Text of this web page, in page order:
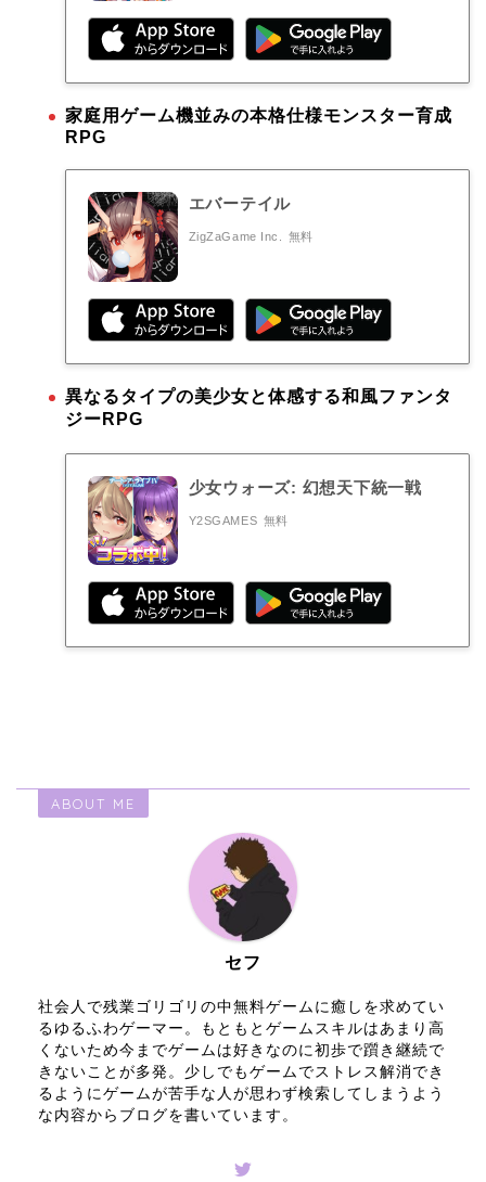
家庭用ゲーム機並みの本格仕様モンスター育成
RPG
エバーテイル
ZigZaGame Inc. 無料
異なるタイプの美少女と体感する和風ファンタ
ジーRPG
少女ウォーズ: 幻想天下統一戦
Y2SGAMES 無料
ABOUT ME
セフ
社会人で残業ゴリゴリの中無料ゲームに癒しを求めてい
るゆるふわゲーマー。もともとゲームスキルはあまり高
くないため今までゲームは好きなのに初歩で躓き継続で
きないことが多発。少しでもゲームでストレス解消でき
るようにゲームが苦手な人が思わず検索してしまうよう
な内容からブログを書いています。